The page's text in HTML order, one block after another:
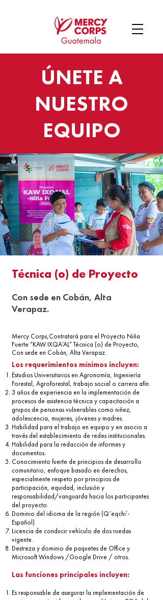
ÚNETE A
NUESTRO
EQUIPO
Técnica (o) de Proyecto
Con sede en Cobán, Alta
Verapaz.
Mercy Corps,Contratará para el Proyecto Niña
Fuerte “KAW IXQA’AL” Técnica (o) de Proyecto,
Con sede en Cobán, Alta Verapaz.
Los requerimientos mínimos incluyen:
Estudios Universitarios en Agronomía, Ingeniería
Forestal, Agroforestal, trabajo social o carrera afín.
3 años de experiencia en la implementación de
procesos de asistencia técnica y capacitación a
grupos de personas vulnerables como niñez,
adolescencia, mujeres, jóvenes y madres.
Habilidad para el trabajo en equipo y en asocio a
través del establecimiento de redes institucionales.
Habilidad para la redacción de informes y
documentos.
Conocimiento fuerte de principios de desarrollo
comunitario, enfoque basado en derechos,
especialmente respeto por principios de
participación, equidad, inclusión y
responsabilidad/vanguarda hacia los participantes
del proyecto.
Dominio del idioma de la región (Q’eqchi’-
Español)
Licencia de conducir vehículo de dos ruedas
vigente.
Destreza y dominio de paquetes de Office y
Microsoft Windows /Google Drive / otros.
Las funciones principales incluyen:
Es responsable de asegurar la implementación de